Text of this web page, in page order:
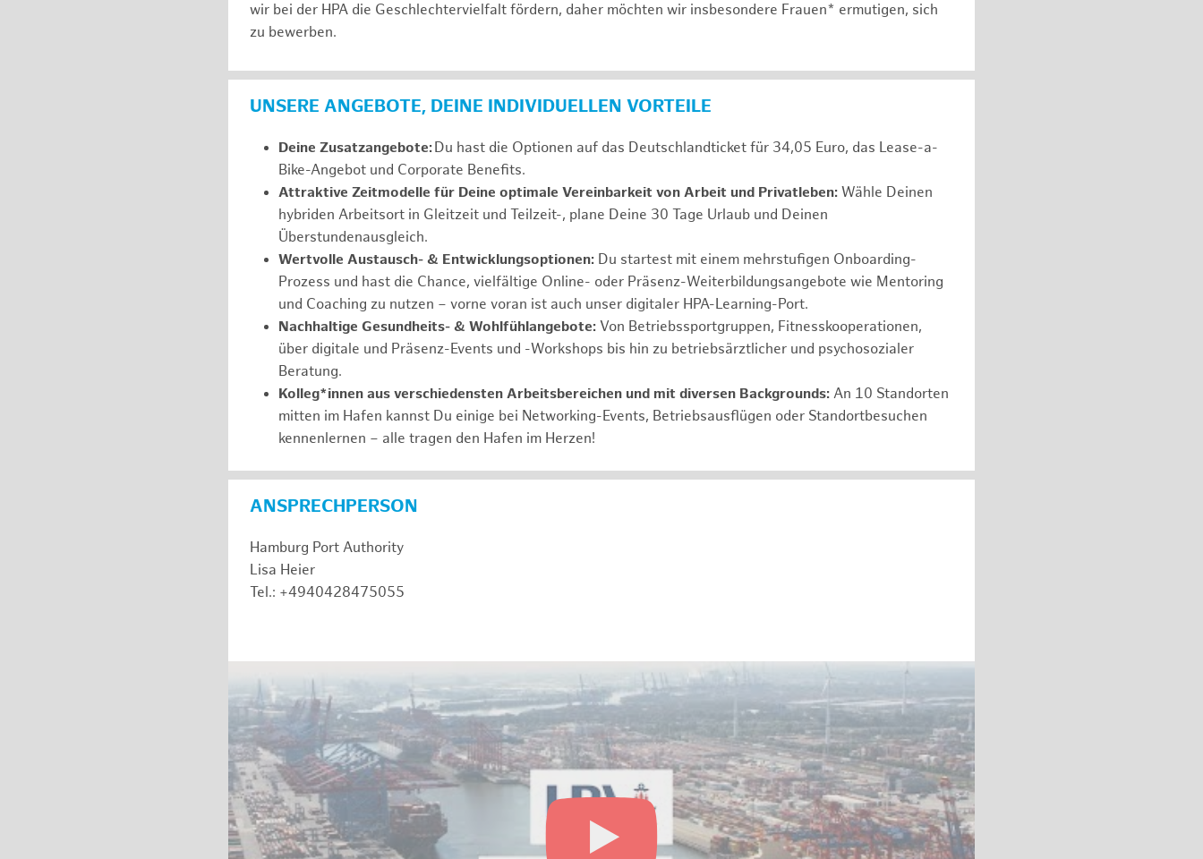
wir bei der HPA die Geschlechtervielfalt fördern, daher möchten wir insbesondere Frauen* ermutigen, sich
zu bewerben.
UNSERE ANGEBOTE, DEINE INDIVIDUELLEN VORTEILE
Deine Zusatzangebote:Du hast die Optionen auf das Deutschlandticket für 34,05 Euro, das Lease-a-
Bike-Angebot und Corporate Benefits.
Attraktive Zeitmodelle für Deine optimale Vereinbarkeit von Arbeit und Privatleben: Wähle Deinen
hybriden Arbeitsort in Gleitzeit und Teilzeit-, plane Deine 30 Tage Urlaub und Deinen
Überstundenausgleich.
Wertvolle Austausch- & Entwicklungsoptionen: Du startest mit einem mehrstufigen Onboarding-
Prozess und hast die Chance, vielfältige Online- oder Präsenz-Weiterbildungsangebote wie Mentoring
und Coaching zu nutzen – vorne voran ist auch unser digitaler HPA-Learning-Port.
Nachhaltige Gesundheits- & Wohlfühlangebote: Von Betriebssportgruppen, Fitnesskooperationen,
über digitale und Präsenz-Events und -Workshops bis hin zu betriebsärztlicher und psychosozialer
Beratung.
Kolleg*innen aus verschiedensten Arbeitsbereichen und mit diversen Backgrounds: An 10 Standorten
mitten im Hafen kannst Du einige bei Networking-Events, Betriebsausflügen oder Standortbesuchen
kennenlernen – alle tragen den Hafen im Herzen!
ANSPRECHPERSON
Hamburg Port Authority
Lisa Heier
Tel.: +4940428475055